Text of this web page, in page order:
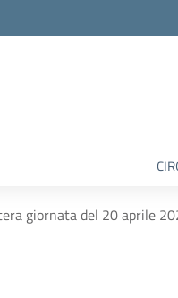
giornata del 20 aprile